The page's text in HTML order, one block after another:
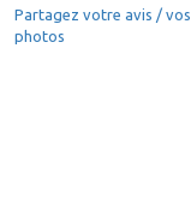
Partagez votre avis / vos
photos